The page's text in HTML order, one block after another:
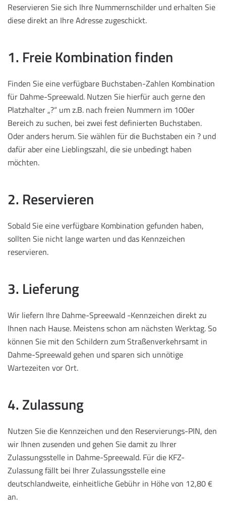
Reservieren Sie sich Ihre Nummernschilder und erhalten Sie
diese direkt an Ihre Adresse zugeschickt.
1. Freie Kombination finden
Finden Sie eine verfügbare Buchstaben-Zahlen Kombination
für Dahme-Spreewald. Nutzen Sie hierfür auch gerne den
Platzhalter „?“ um z.B. nach freien Nummern im 100er
Bereich zu suchen, bei zwei fest definierten Buchstaben.
Oder anders herum. Sie wählen für die Buchstaben ein ? und
dafür aber eine Lieblingszahl, die sie unbedingt haben
möchten.
2. Reservieren
Sobald Sie eine verfügbare Kombination gefunden haben,
sollten Sie nicht lange warten und das Kennzeichen
reservieren.
3. Lieferung
Wir liefern Ihre Dahme-Spreewald -Kennzeichen direkt zu
Ihnen nach Hause. Meistens schon am nächsten Werktag. So
können Sie mit den Schildern zum Straßenverkehrsamt in
Dahme-Spreewald gehen und sparen sich unnötige
Wartezeiten vor Ort.
4. Zulassung
Nutzen Sie die Kennzeichen und den Reservierungs-PIN, den
wir Ihnen zusenden und gehen Sie damit zu Ihrer
Zulassungsstelle in Dahme-Spreewald. Für die KFZ-
Zulassung fällt bei Ihrer Zulassungsstelle eine
deutschlandweite, einheitliche Gebühr in Höhe von 12,80 €
an.